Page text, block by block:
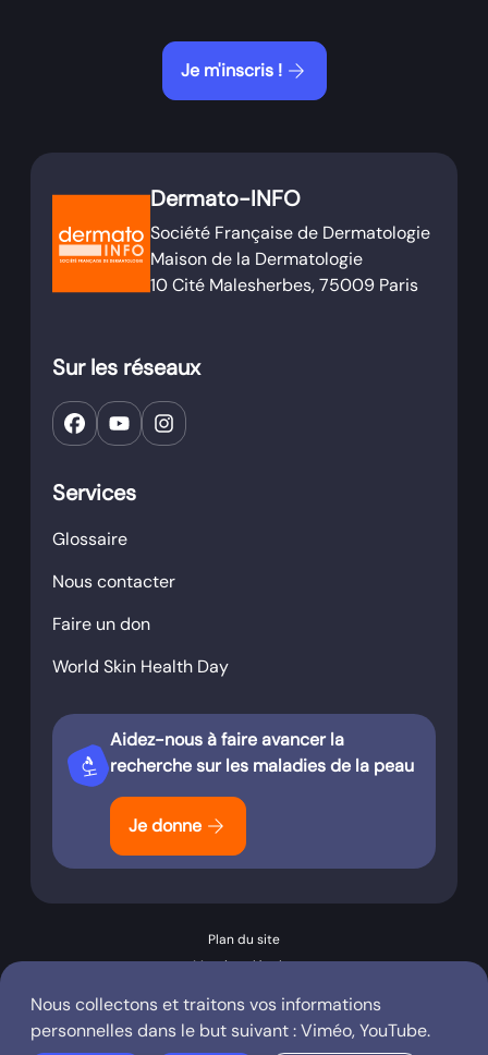
Nous collectons et traitons vos informations
personnelles dans le but suivant :Viméo, YouTube.
Je m'inscris ! arrow_forward
Dermato-INFO
Société Française de Dermatologie
Maison de la Dermatologie
10 Cité Malesherbes, 75009 Paris
Sur les réseaux
Services
Glossaire
Nous contacter
Faire un don
World Skin Health Day
biotech
Aidez-nous à faire avancer la
recherche sur les maladies de la peau
Je donne arrow_forward
Plan du site
Mentions légales